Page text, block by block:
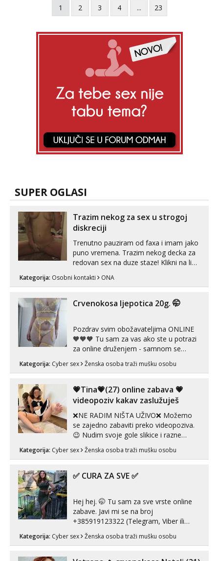
1 2 3 4 ... 23
SUPER OGLASI
Trazim nekog za sex u strogoj
diskreciji
Trenutno pauziram od faxa i imam jako
puno vremena. Trazim nekog decka za
redovan sex na duze staze! Klikni na link
Kategorija: Osobni kontakti ONA
Crvenokosa ljepotica 20g. 🤭
Pozdrav svim obožavateljima ONLINE
🧡🧡🧡 Tu sam za vas ako ste u potrazi
za online druženjem - samnom se
možete zabaviti preko videopoziva, ili
ako vam nisam dovoljna radim i u paru i
😉 Radim i vruća tipkanja uz slike i hot
line pozive. Za vas sam pripremila ...
Kategorija: Cyber sex Ženska osoba traži mušku osobu
💗Tina💗(27) online zabava 💗
videopoziv kakav zaslužuješ
❌NE RADIM NIŠTA UŽIVO❌ Možemo
se zajedno zabaviti preko videopoziva.
😉 Nudim svoje gole slikice i razne
videouradke. 🤩 Za online zabavu pošalji
poruku na Whatsapp, Telegram ili Viber.
autentičnosti možeš me vidjeti na
Kategorija: Cyber sex Ženska osoba traži mušku osobu
✅ CURA ZA SVE ✅
Hej hej. 🤭 Tu sam za sve vrste online
zabave. Javi mi se na broj
+385919123322 (Telegram, Viber ili
Whatsapp). 🤙 NE javljaj se na uzivo.
Hvala.
Kategorija: Cyber sex Ženska osoba traži mušku osobu